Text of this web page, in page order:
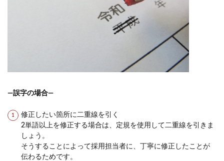
―誤字の場合―
修正したい箇所に二重線を引く
2単語以上を修正する場合は、定規を使用して二重線を引きま
しょう。
そうすることによって採用担当者に、丁寧に修正したことが
伝わるためです。